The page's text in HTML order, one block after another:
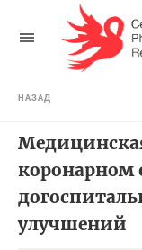
НАЗАД
коронарном
улучшений